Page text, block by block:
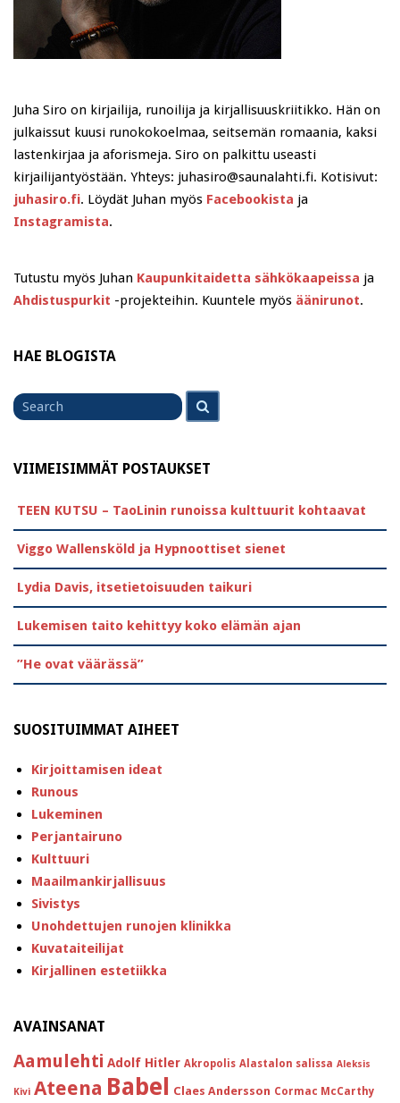
Juha Siro on kirjailija, runoilija ja kirjallisuuskriitikko. Hän on
julkaissut kuusi runokokoelmaa, seitsemän romaania, kaksi
lastenkirjaa ja aforismeja. Siro on palkittu useasti
kirjailijantyöstään. Yhteys: juhasiro@saunalahti.fi. Kotisivut:
juhasiro.fi. Löydät Juhan myös Facebookista ja
Instagramista.
Tutustu myös Juhan Kaupunkitaidetta sähkökaapeissa ja
Ahdistuspurkit -projekteihin. Kuuntele myös äänirunot.
HAE BLOGISTA
Search
for
VIIMEISIMMÄT POSTAUKSET
TEEN KUTSU – TaoLinin runoissa kulttuurit kohtaavat
Viggo Wallensköld ja Hypnoottiset sienet
Lydia Davis, itsetietoisuuden taikuri
Lukemisen taito kehittyy koko elämän ajan
”He ovat väärässä”
SUOSITUIMMAT AIHEET
Kirjoittamisen ideat
Runous
Lukeminen
Perjantairuno
Kulttuuri
Maailmankirjallisuus
Sivistys
Unohdettujen runojen klinikka
Kuvataiteilijat
Kirjallinen estetiikka
AVAINSANAT
Aamulehti Adolf Hitler Akropolis Alastalon salissa Aleksis
Kivi Ateena Babel Claes Andersson Cormac McCarthy